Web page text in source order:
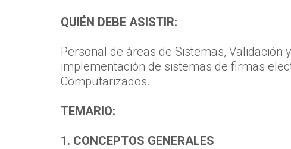
QUIÉN DEBE ASISTIR:
Personal de áreas de Sistemas, Validación
implementación de sistemas de firmas
Computarizados.
TEMARIO:
1. CONCEPTOS GENERALES